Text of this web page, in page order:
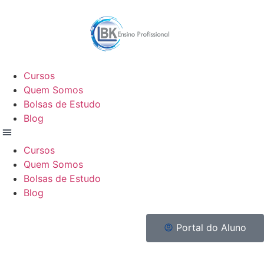
Cursos
Quem Somos
Bolsas de Estudo
Blog
Cursos
Quem Somos
Bolsas de Estudo
Blog
Portal do Aluno